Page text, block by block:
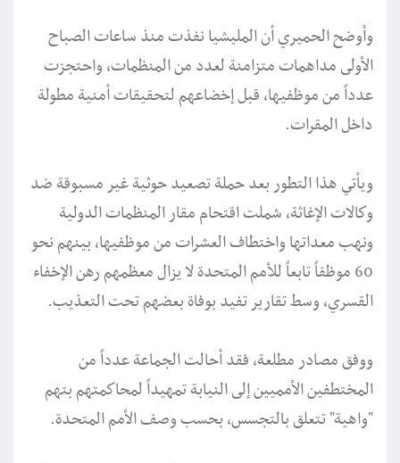
وأوضح الحميري أن المليشيا نفذت منذ ساعات الصباح
الأولى مداهمات متزامنة لعدد من المنظمات، واحتجزت
عدداً من موظفيها، قبل إخضاعهم لتحقيقات أمنية مطولة
داخل المقرات.
ويأتي هذا التطور بعد حملة تصعيد حوثية غير مسبوقة ضد
وكالات الإغاثة، شملت اقتحام مقار المنظمات الدولية
ونهب معداتها واختطاف العشرات من موظفيها، بينهم نحو
60 موظفاً تابعاً للأمم المتحدة لا يزال معظمهم رهن الإخفاء
القسري، وسط تقارير تفيد بوفاة بعضهم تحت التعذيب.
ووفق مصادر مطلعة، فقد أحالت الجماعة عدداً من
المختطفين الأمميين إلى النيابة تمهيداً لمحاكمتهم بتهم
"واهية" تتعلق بالتجسس، بحسب وصف الأمم المتحدة.